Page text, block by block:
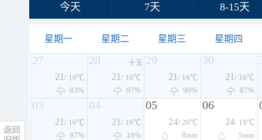
今天 7天 8-15天
星期一 星期二 星期三 星期四
27
21 / 16℃
93%
28 十五
21 / 16℃
97%
29
21 / 16℃
90%
30
21 / 16℃
87%
03
21 / 16℃
97%
04
21 / 16℃
10%
05
24/ 20℃
8mm
06
24/ 19℃
5mm